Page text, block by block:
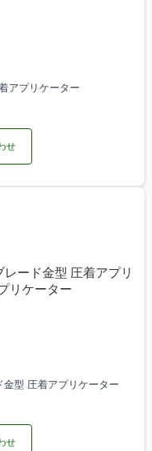
アプリケーター
せ
型 圧着アプリケーター
せ